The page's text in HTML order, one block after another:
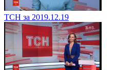
ТСН за 2019.12.19